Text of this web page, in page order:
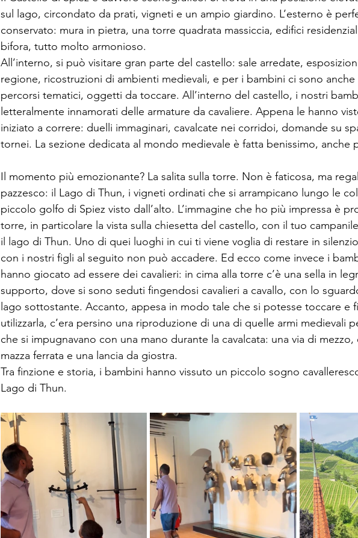
sul lago, circondato da prati, vigneti e un ampio giardino. L’esterno è
conservato: mura in pietra, una torre quadrata massiccia, edifici
bifora, tutto molto armonioso.
All’interno, si può visitare gran parte del castello: sale arredate,
regione, ricostruzioni di ambienti medievali, e per i bambini ci sono
percorsi tematici, oggetti da toccare. All’interno del castello, i nostri
letteralmente innamorati delle armature da cavaliere. Appena le hanno
iniziato a correre: duelli immaginari, cavalcate nei corridoi, domande su
tornei. La sezione dedicata al mondo medievale è fatta benissimo, anche
Il momento più emozionante? La salita sulla torre. Non è faticosa, ma
pazzesco: il Lago di Thun, i vigneti ordinati che si arrampicano lungo le
piccolo golfo di Spiez visto dall’alto. L’immagine che ho più impressa è
torre, in particolare la vista sulla chiesetta del castello, con il tuo
il lago di Thun. Uno di quei luoghi in cui ti viene voglia di restare in
con i nostri figli al seguito non può accadere. Ed ecco come invece i
hanno giocato ad essere dei cavalieri: in cima alla torre c’è una sella in
supporto, dove si sono seduti fingendosi cavalieri a cavallo, con lo
lago sottostante. Accanto, appesa in modo tale che si potesse toccare e
utilizzarla, c’era persino una riproduzione di una di quelle armi medievali
che si impugnavano con una mano durante la cavalcata: una via di
mazza ferrata e una lancia da giostra.
Tra finzione e storia, i bambini hanno vissuto un piccolo sogno
Lago di Thun.